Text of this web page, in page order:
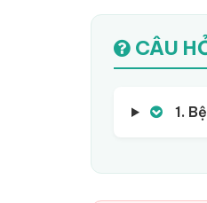
CÂU
1.